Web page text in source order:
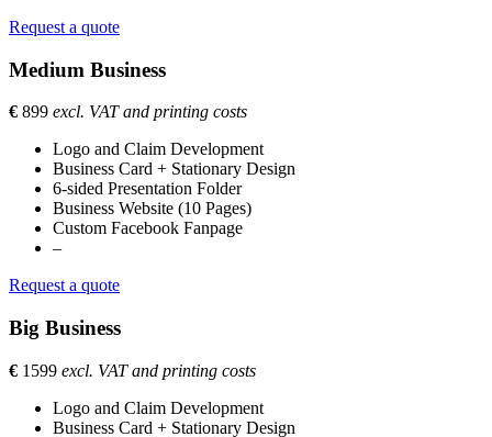
Request a quote
Medium Business
€ 899 excl. VAT and printing costs
Logo and Claim Development
Business Card + Stationary Design
6-sided Presentation Folder
Business Website (10 Pages)
Custom Facebook Fanpage
–
Request a quote
Big Business
€ 1599 excl. VAT and printing costs
Logo and Claim Development
Business Card + Stationary Design